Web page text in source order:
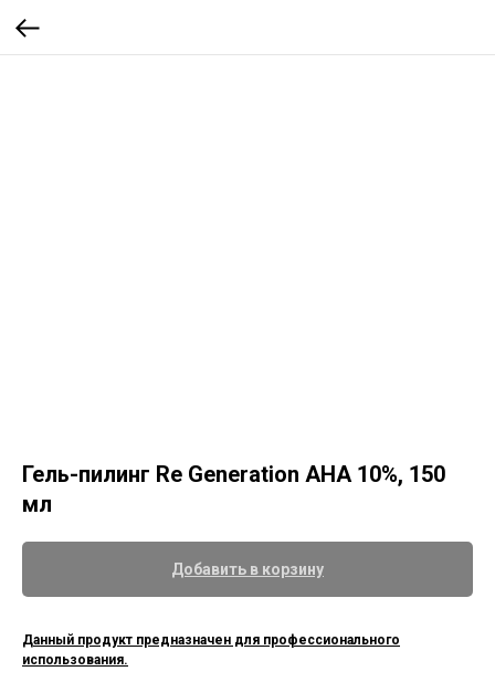
Гель-пилинг Re Generation AHA 10%, 150
мл
Добавить в корзину
Данный продукт предназначен для профессионального
использования.